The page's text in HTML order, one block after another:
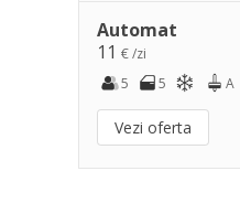
Automat
11 € /zi
5
5 A
Vezi oferta